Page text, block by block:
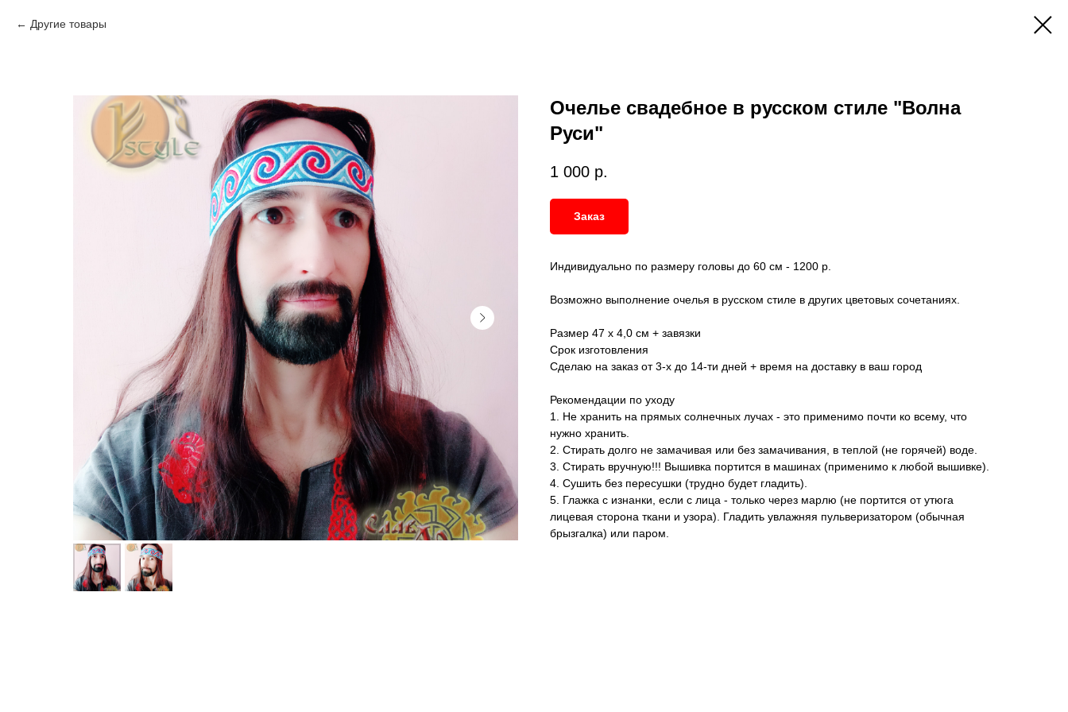
Другие товары
Очелье свадебное в русском стиле "Волна
Руси"
1 000 р.
Заказ
Индивидуально по размеру головы до 60 см - 1200 р.
Возможно выполнение очелья в русском стиле в других цветовых сочетаниях.
Размер 47 х 4,0 см + завязки
Срок изготовления
Сделаю на заказ от 3-х до 14-ти дней + время на доставку в ваш город
Рекомендации по уходу
1. Не хранить на прямых солнечных лучах - это применимо почти ко всему, что
нужно хранить.
2. Стирать долго не замачивая или без замачивания, в теплой (не горячей) воде.
3. Стирать вручную!!! Вышивка портится в машинах (применимо к любой вышивке).
4. Сушить без пересушки (трудно будет гладить).
5. Глажка с изнанки, если с лица - только через марлю (не портится от утюга
лицевая сторона ткани и узора). Гладить увлажняя пульверизатором (обычная
брызгалка) или паром.